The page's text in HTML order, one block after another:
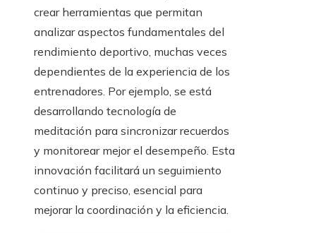
crear herramientas que permitan
analizar aspectos fundamentales del
rendimiento deportivo, muchas veces
dependientes de la experiencia de los
entrenadores. Por ejemplo, se está
desarrollando tecnología de
meditación para sincronizar recuerdos
y monitorear mejor el desempeño. Esta
innovación facilitará un seguimiento
continuo y preciso, esencial para
mejorar la coordinación y la eficiencia.